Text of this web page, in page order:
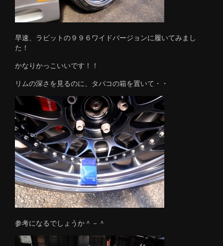
早速、ラビットの９９６ワイドバージョンに履いてみまし
た！
かなりかっこいいです！！
リムの深さを見るのに、タバコの箱を置いて・・
参考になるでしょうか＾－＾